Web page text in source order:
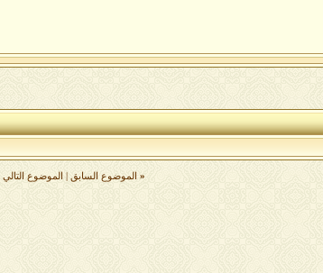
« الموضوع السابق الموضوع التالي